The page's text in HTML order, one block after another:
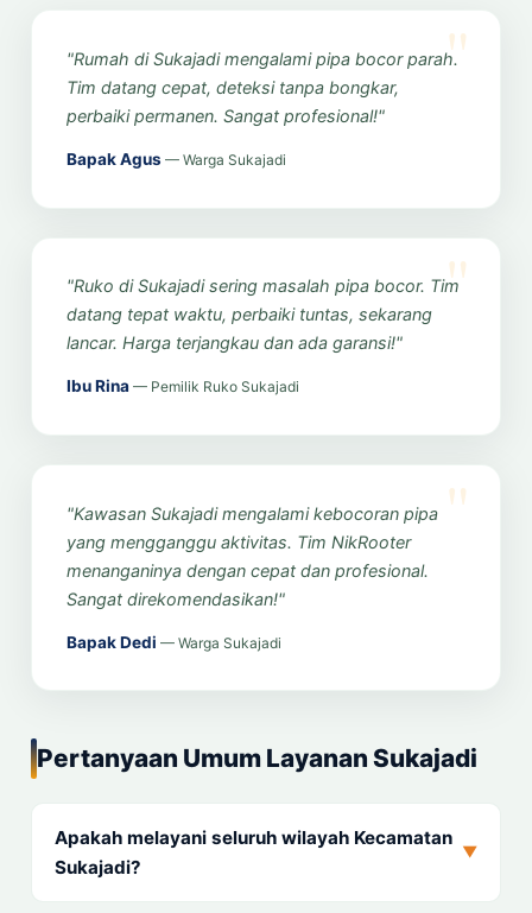
"Rumah di Sukajadi mengalami pipa bocor parah.
Tim datang cepat, deteksi tanpa bongkar,
perbaiki permanen. Sangat profesional!"
Bapak Agus — Warga Sukajadi
"Ruko di Sukajadi sering masalah pipa bocor. Tim
datang tepat waktu, perbaiki tuntas, sekarang
lancar. Harga terjangkau dan ada garansi!"
Ibu Rina — Pemilik Ruko Sukajadi
"Kawasan Sukajadi mengalami kebocoran pipa
yang mengganggu aktivitas. Tim NikRooter
menanganinya dengan cepat dan profesional.
Sangat direkomendasikan!"
Bapak Dedi — Warga Sukajadi
Pertanyaan Umum Layanan Sukajadi
Apakah melayani seluruh wilayah Kecamatan
Sukajadi?
▼